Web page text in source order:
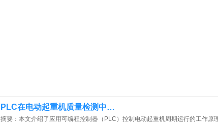
PLC在电动起重机质量检测中…
摘要：本文介绍了应用可编程控制器（PLC）控制电动起重机周期运行的工作原